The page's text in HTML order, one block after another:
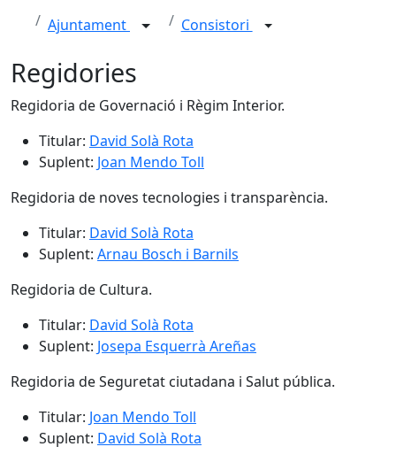
Ajuntament Consistori
Regidories
Regidoria de Governació i Règim Interior.
Titular: David Solà Rota
Suplent: Joan Mendo Toll
Regidoria de noves tecnologies i transparència.
Titular: David Solà Rota
Suplent: Arnau Bosch i Barnils
Regidoria de Cultura.
Titular: David Solà Rota
Suplent: Josepa Esquerrà Areñas
Regidoria de Seguretat ciutadana i Salut pública.
Titular: Joan Mendo Toll
Suplent: David Solà Rota